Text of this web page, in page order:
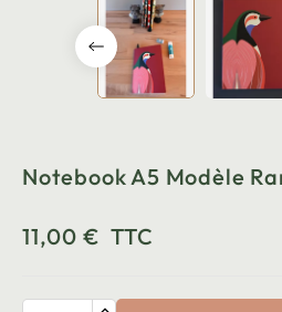
Notebook A5 Modèle
11,00 € TTC